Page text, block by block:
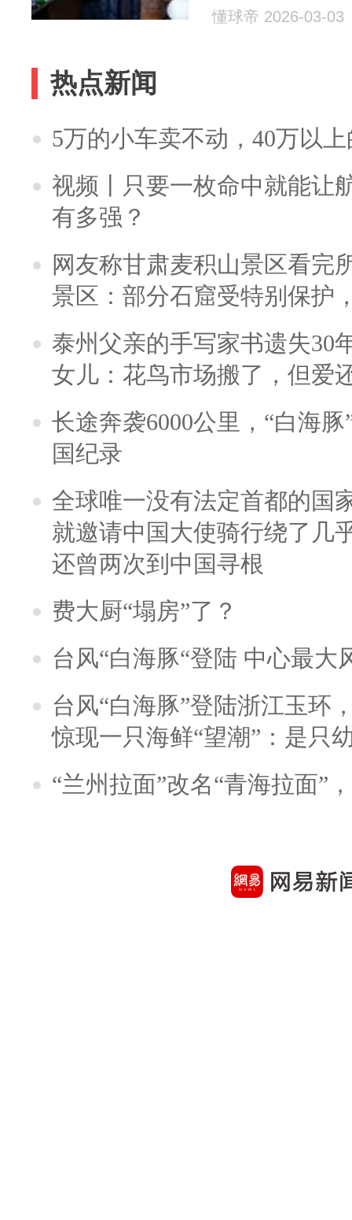
懂球帝 2026-03-03
热点新闻
5万的小车卖不动，40万以
视频丨只要一枚命中就能让
有多强？
网友称甘肃麦积山景区看完
景区：部分石窟受特别保护
泰州父亲的手写家书遗失30
女儿：花鸟市场搬了，但爱
长途奔袭6000公里，“白海
国纪录
全球唯一没有法定首都的国
就邀请中国大使骑行绕了几
还曾两次到中国寻根
费大厨“塌房”了？
台风“白海豚“登陆 中心最大
台风“白海豚”登陆浙江玉环
惊现一只海鲜“望潮”：是只
“兰州拉面”改名“青海拉面”